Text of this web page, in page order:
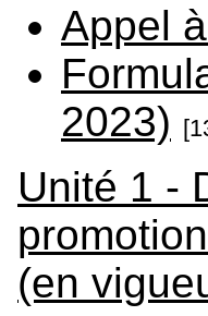
Appel
2023)
Unité 1 -
(en